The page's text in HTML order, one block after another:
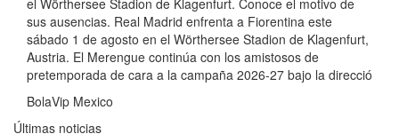
el Wörthersee Stadion de Klagenfurt. Conoce el motivo de
sus ausencias. Real Madrid enfrenta a Fiorentina este
sábado 1 de agosto en el Wörthersee Stadion de Klagenfurt,
Austria. El Merengue continúa con los amistosos de
pretemporada de cara a la campaña 2026-27 bajo la direcció
BolaVip Mexico
Últimas noticias